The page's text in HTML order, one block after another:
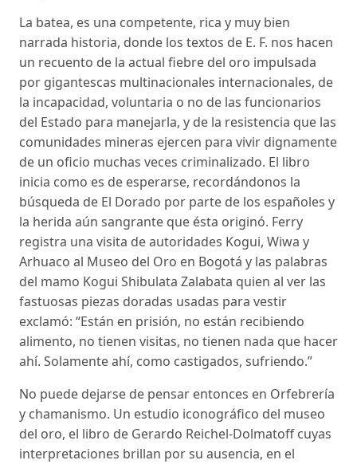
La batea, es una competente, rica y muy bien
narrada historia, donde los textos de E. F. nos hacen
un recuento de la actual fiebre del oro impulsada
por gigantescas multinacionales internacionales, de
la incapacidad, voluntaria o no de las funcionarios
del Estado para manejarla, y de la resistencia que las
comunidades mineras ejercen para vivir dignamente
de un oficio muchas veces criminalizado. El libro
inicia como es de esperarse, recordándonos la
búsqueda de El Dorado por parte de los españoles y
la herida aún sangrante que ésta originó. Ferry
registra una visita de autoridades Kogui, Wiwa y
Arhuaco al Museo del Oro en Bogotá y las palabras
del mamo Kogui Shibulata Zalabata quien al ver las
fastuosas piezas doradas usadas para vestir
exclamó: “Están en prisión, no están recibiendo
alimento, no tienen visitas, no tienen nada que hacer
ahí. Solamente ahí, como castigados, sufriendo.”
No puede dejarse de pensar entonces en Orfebrería
y chamanismo. Un estudio iconográfico del museo
del oro, el libro de Gerardo Reichel-Dolmatoff cuyas
interpretaciones brillan por su ausencia, en el